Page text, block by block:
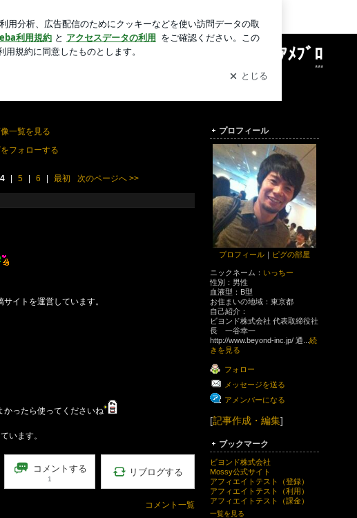
いっちーｱﾒﾌﾞﾛ
***
プロフィール
プロフィール ｜ ピグの部屋
ニックネーム： いっちー
性別： 男性
血液型： B型
お住まいの地域： 東京都
自己紹介：
ビヨンド株式会社 代表取締役社
長 一谷幸一
http://www.beyond-inc.jp/ 通... 続
きを見る
フォロー
メッセージを送る
アメンバーになる
[記事作成・編集]
ブックマーク
ビヨンド株式会社
Mossy公式サイト
アフィエイトテスト（登録）
アフィエイトテスト（利用）
アフィエイトテスト（課金）
一覧を見る
一覧を見る
フォローする
4 5 6 最初 次のページへ>>
サイトを運営しています。
かったら使ってくださいね
います。
コメントする
1
リブログする
コメント一覧